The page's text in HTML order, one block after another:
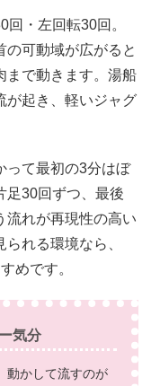
・左回転30回。
の可動域が広がると
まで動きます。湯船
が起き、軽いジャグ
って最初の3分はぼ
足30回ずつ、最後
流れが再現性の高い
れる環境なら、
めです。
気分
動かして流すのが